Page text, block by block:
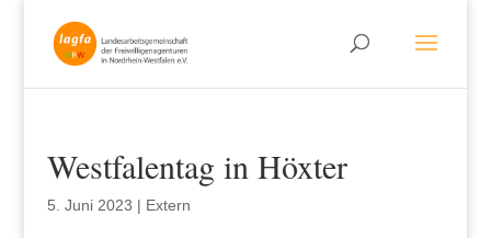
Westfalentag in Höxter
5. Juni 2023 | Extern